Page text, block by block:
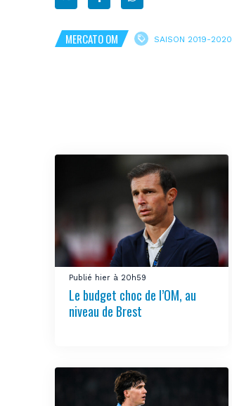
MERCATO OM SAISON 2019-2020
Publié hier à 20h59
Le budget choc de l’OM, au
niveau de Brest